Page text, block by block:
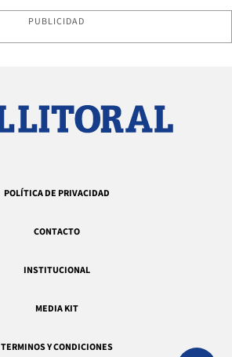
PUBLICIDAD
POLÍTICA DE PRIVACIDAD
CONTACTO
INSTITUCIONAL
MEDIA KIT
TERMINOS Y CONDICIONES